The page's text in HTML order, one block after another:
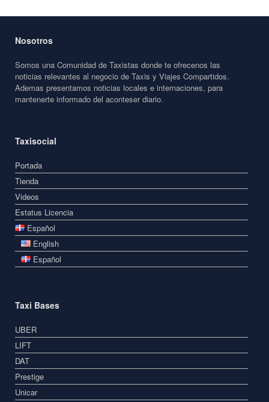
Nosotros
Somos una Comunidad de Taxistas donde te ofrecenos las
noticias relevantes al negocio de Taxis y Viajes Compartidos.
Ademas presentamos noticias locales e internaciones, para
mantenerte informado del aconteser diario.
Taxisocial
Portada
Tienda
Videos
Estatus Licencia
Español
English
Español
Taxi Bases
UBER
LIFT
DAT
Prestige
Unicar